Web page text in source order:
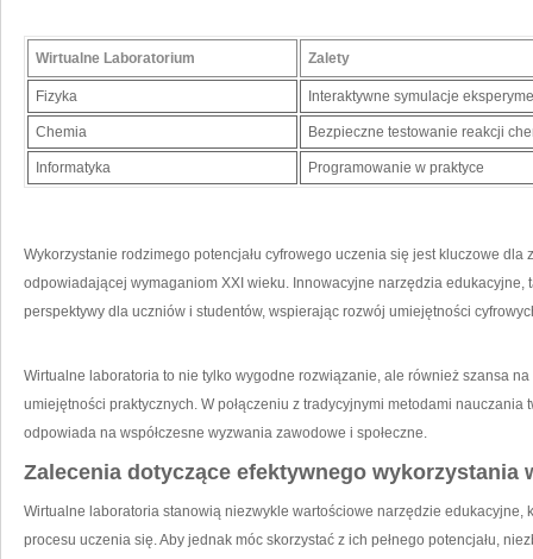
Wirtualne Laboratorium Zalety
Fizyka Interaktywne‍ symulacje
Chemia Bezpieczne testowanie reakcji
Informatyka Programowanie w praktyce
Wykorzystanie rodzimego potencjału cyfrowego ​uczenia się jest kluczowe
odpowiadającej⁤ wymaganiom XXI wieku. Innowacyjne narzędzia
perspektywy dla uczniów i studentów, ⁤wspierając rozwój umiejętności⁢
Wirtualne laboratoria to nie tylko wygodne rozwiązanie, ale również szansa
umiejętności praktycznych. W połączeniu z tradycyjnymi‍ metodami nauczania
odpowiada na współczesne wyzwania zawodowe i społeczne.
Zalecenia dotyczące efektywnego
Wirtualne laboratoria stanowią ⁤niezwykle wartościowe narzędzie edukacyjne,
procesu uczenia się. Aby jednak móc ⁢skorzystać z ich pełnego potencjału,⁤